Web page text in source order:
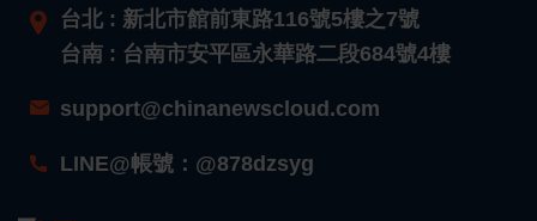
台北 : 新北市館前東路116號5樓之7號
台南 : 台南市安平區永華路二段684號4樓
support@chinanewscloud.com
LINE@帳號：@878dzsyg